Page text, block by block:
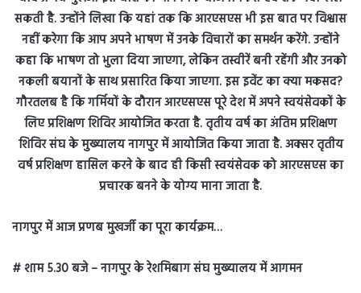
नागपुर में आज प्रणब मुखर्जी का पूरा कार्यक्रम…
# शाम 5.30 बजे – नागपुर के रेशमिबाग संघ मुख्यालय में आगमन